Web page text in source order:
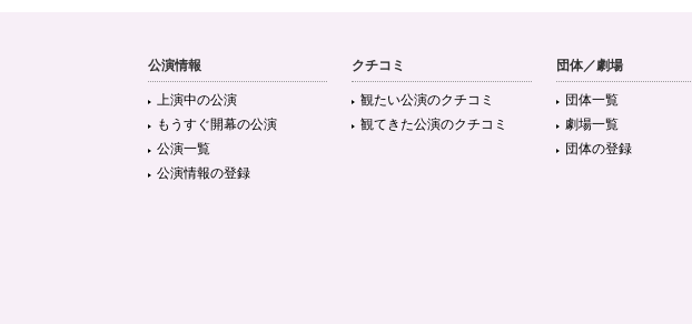
公演情報
上演中の公演
もうすぐ開幕の公演
公演一覧
公演情報の登録
クチコミ
観たい公演のクチコミ
観てきた公演のクチコミ
団体／劇場
団体一覧
劇場一覧
団体の登録